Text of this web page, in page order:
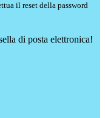
il reset della password
di posta elettronica!